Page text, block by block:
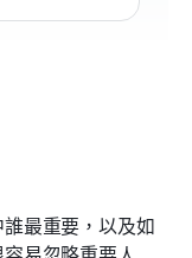
最重要，以及如